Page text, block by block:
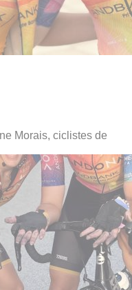
Morais, ciclistes de